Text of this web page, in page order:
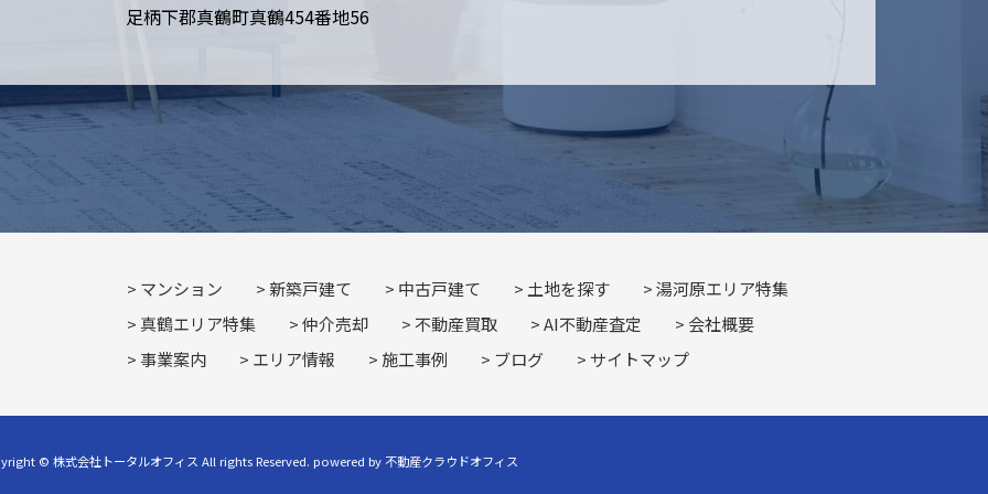
足柄下郡真鶴町真鶴454番地56
マンション 新築戸建て 中古戸建て 土地を探す
湯河原エリア特集
真鶴エリア特集
仲介売却 不動産買取 AI不動産査定
会社概要
事業案内
エリア情報 施工事例 ブログ サイトマップ
© 株式会社トータルオフィス All rights Reserved. powered by 不動産クラウドオフィス